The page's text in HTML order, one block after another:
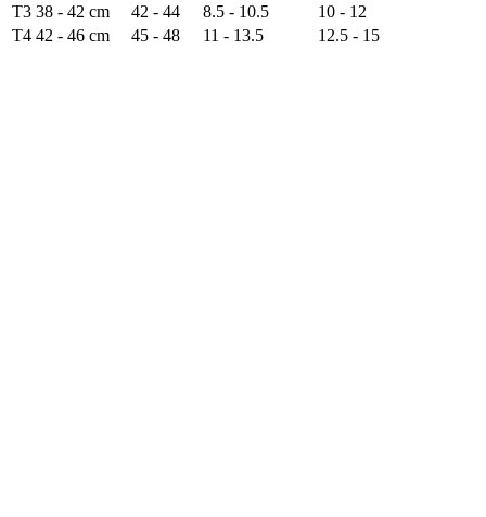
T3 38 - 42 cm 42 - 44 8.5 - 10.5
10 - 12
T4 42 - 46 cm 45 - 48 11 - 13.5 12.5 - 15